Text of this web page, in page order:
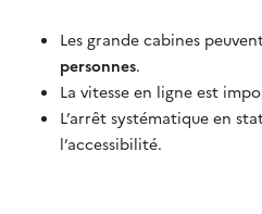
Les grande cabines
personnes.
La vitesse en ligne est
L’arrêt systématique en
l’accessibilité.